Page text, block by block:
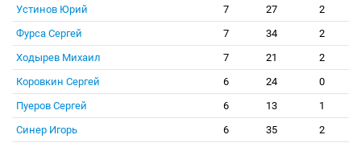
Устинов Юрий
7 27
2
Фурса Сергей
7 34
2
Ходырев Михаил
7 21
2
Коровкин Сергей
6 24
0
Пуеров Сергей
6 13
1
Синер Игорь
6 35
2